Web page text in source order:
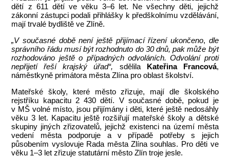
dětí z 611 dětí ve věku 3–6 let. Ne všechny děti, jejichž
zákonní zástupci podali přihlášky k předškolnímu vzdělávání,
mají trvalé bydliště ve Zlíně.
„V současné době není ještě přijímací řízení ukončeno, dle
správního řádu musí být rozhodnuto do 30 dnů, pak může být
rozhodováno ještě o případných odvoláních. Odvolání proti
nepřijetí řeší krajský úřad“, sdělila Kateřina Francová,
náměstkyně primátora města Zlína pro oblast školství.
Mateřské školy, které město zřizuje, mají dle školského
rejstříku kapacitu 2 430 dětí. V současné době, pokud je
v MŠ volné místo, jsou přijímány i děti, které ještě nedosáhly
věku 3 let. Kapacitu ještě rozšiřují mateřské školy a dětské
skupiny jiných zřizovatelů, jejichž existenci na území města
vedení města podporuje a v případě potřeby s jejich
působením vyslovuje Rada města Zlína souhlas. Pro děti ve
věku 1–3 let zřizuje statutární město Zlín troje jesle.